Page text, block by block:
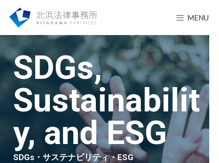
MENU
SDGs,
Sustainabilit
y, and ESG
SDGs・サステナビリティ・ESG